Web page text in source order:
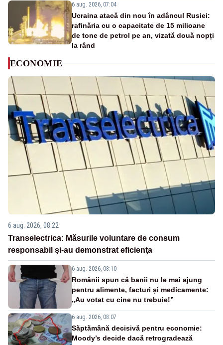
6 aug. 2026, 07:04
Ucraina atacă din nou în adâncul Rusiei:
rafinăria cu o capacitate de 15 milioane
de tone de petrol pe an, vizată două nopți
la rând
ECONOMIE
6 aug. 2026, 08:22
Transelectrica: Măsurile voluntare de consum
responsabil şi-au demonstrat eficienţa
6 aug. 2026, 08:10
Românii spun că banii nu le mai ajung
pentru alimente, facturi și medicamente:
„Au votat cu cine nu trebuie!”
6 aug. 2026, 08:07
Săptămână decisivă pentru economie:
Moody’s decide dacă retrogradează